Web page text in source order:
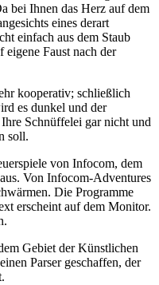
bei Ihnen das Herz auf dem
eines derart
einfach aus dem Staub
eigene Faust nach der
kooperativ; schließlich
es dunkel und der
Schnüffelei gar nicht und
soll.
von Infocom, dem
Von Infocom-Adventures
Die Programme
erscheint auf dem Monitor.
Gebiet der Künstlichen
Parser geschaffen, der